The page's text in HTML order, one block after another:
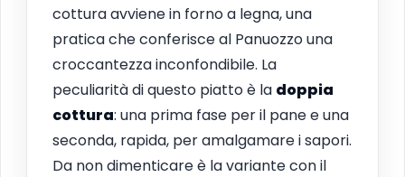
cottura avviene in forno a legna, una
pratica che conferisce al Panuozzo una
croccantezza inconfondibile. La
peculiarità di questo piatto è la doppia
cottura: una prima fase per il pane e una
seconda, rapida, per amalgamare i sapori.
Da non dimenticare è la variante con il